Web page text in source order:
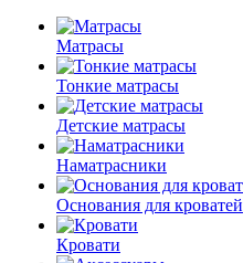
Матрасы
Тонкие матрасы
Детские матрасы
Наматрасники
Основания для кроватей
Кровати